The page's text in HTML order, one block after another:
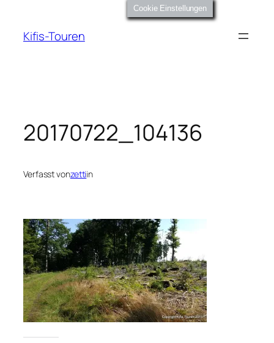
springen
Kifis-Touren
20170722_104136
Verfasst vonzettiin
Cookie Einstellungen